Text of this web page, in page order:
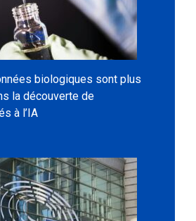
biologiques sont plus
la découverte de
à l’IA